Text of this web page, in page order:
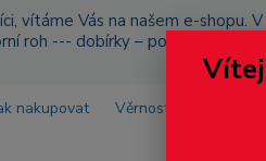
vítáme Vás na našem e-
roh --- dobírky – pokud si z
nakupovat Věrnostní program